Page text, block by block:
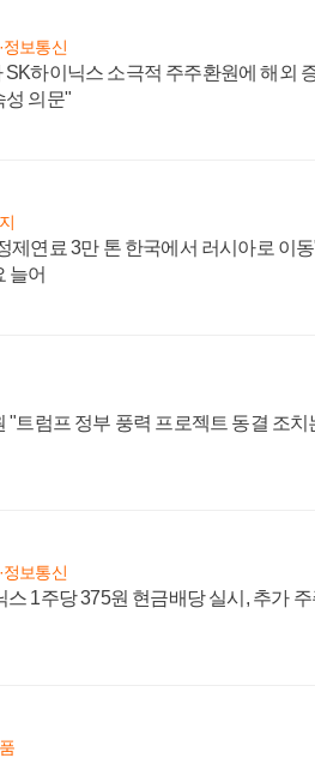
정보통신
SK하이닉스 소극적 주주환원에 해외
성 의문"
제연료 3만 톤 한국에서 러시아로 이
늘어
"트럼프 정부 풍력 프로젝트 동결 조치
정보통신
스 1주당 375원 현금배당 실시, 추가